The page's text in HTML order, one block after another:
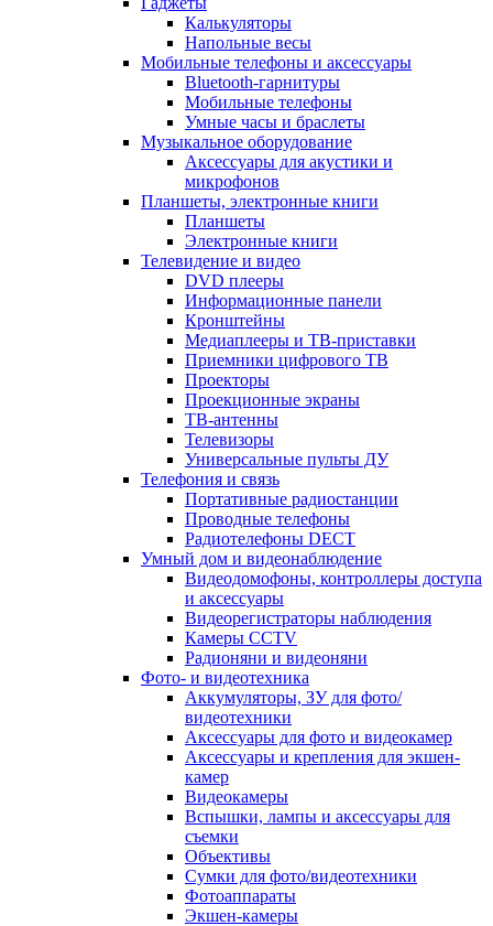
Калькуляторы
Напольные весы
Мобильные телефоны и аксессуары
Bluetooth-гарнитуры
Мобильные телефоны
Умные часы и браслеты
Музыкальное оборудование
Аксессуары для акустики и
микрофонов
Планшеты, электронные книги
Планшеты
Электронные книги
Телевидение и видео
DVD плееры
Информационные панели
Кронштейны
Медиаплееры и ТВ-приставки
Приемники цифрового ТВ
Проекторы
Проекционные экраны
ТВ-антенны
Телевизоры
Универсальные пульты ДУ
Телефония и связь
Портативные радиостанции
Проводные телефоны
Радиотелефоны DECT
Умный дом и видеонаблюдение
Видеодомофоны, контроллеры доступа
и аксессуары
Видеорегистраторы наблюдения
Камеры CCTV
Радионяни и видеоняни
Фото- и видеотехника
Аккумуляторы, ЗУ для фото/
видеотехники
Аксессуары для фото и видеокамер
Аксессуары и крепления для экшен-
камер
Видеокамеры
Вспышки, лампы и аксессуары для
съемки
Объективы
Сумки для фото/видеотехники
Фотоаппараты
Экшен-камеры